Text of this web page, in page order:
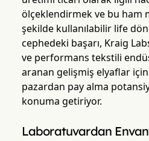
ölçeklendirmek ve bu ham
şekilde kullanılabilir life
cephedeki başarı, Kraig
ve performans tekstili
aranan gelişmiş elyaflar
pazardan pay alma
konuma getiriyor.
Laboratuvardan